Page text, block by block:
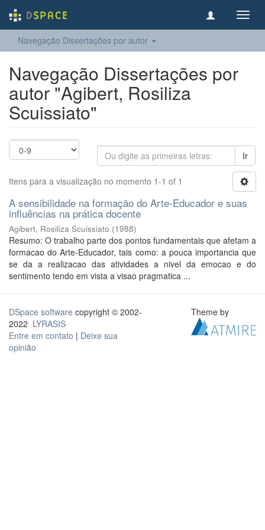
Navegação Dissertações por autor
Navegação Dissertações por
autor "Agibert, Rosiliza
Scuissiato"
Ir
Itens para a visualização no momento 1-1 of 1
A sensibilidade na formação do Arte-Educador e suas
influências na prática docente
Agibert, Rosiliza Scuissiato (1988)
Resumo: O trabalho parte dos pontos fundamentais que afetam a
formacao do Arte-Educador, tais como: a pouca importancia que
se da a realizacao das atividades a nivel da emocao e do
sentimento tendo em vista a visao pragmatica ...
DSpace software copyright © 2002-
2022 LYRASIS
Entre em contato | Deixe sua
opinião
Theme by